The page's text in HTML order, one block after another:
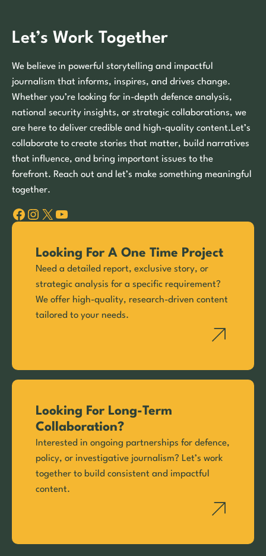
Let’s Work Together
We believe in powerful storytelling and impactful
journalism that informs, inspires, and drives change.
Whether you’re looking for in-depth defence analysis,
national security insights, or strategic collaborations, we
are here to deliver credible and high-quality content.Let’s
collaborate to create stories that matter, build narratives
that influence, and bring important issues to the
forefront. Reach out and let’s make something meaningful
together.
Facebook Instagram X YouTube
Looking For A One Time Project
Need a detailed report, exclusive story, or
strategic analysis for a specific requirement?
We offer high-quality, research-driven content
tailored to your needs.
Looking For Long-Term
Collaboration?
Interested in ongoing partnerships for defence,
policy, or investigative journalism? Let’s work
together to build consistent and impactful
content.